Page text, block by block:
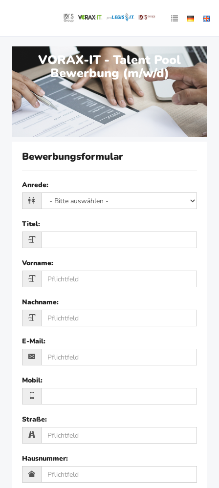
VORAX-IT - Talent Pool
Bewerbung (m/w/d)
Bewerbungsformular
Anrede:
Titel:
Vorname:
Nachname:
E-Mail:
Mobil:
Straße:
Hausnummer: